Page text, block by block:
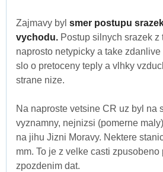
Zajmavy byl smer postupu
vychodu. Postup silnych srazek z
naprosto netypicky a take
slo o pretoceny teply a vlhky
strane nize.
Na naproste vetsine CR uz byl na
vyznamny, nejnizsi (pomerne
na jihu Jizni Moravy. Nektere
mm. To je z velke casti
zpozdenim dat.